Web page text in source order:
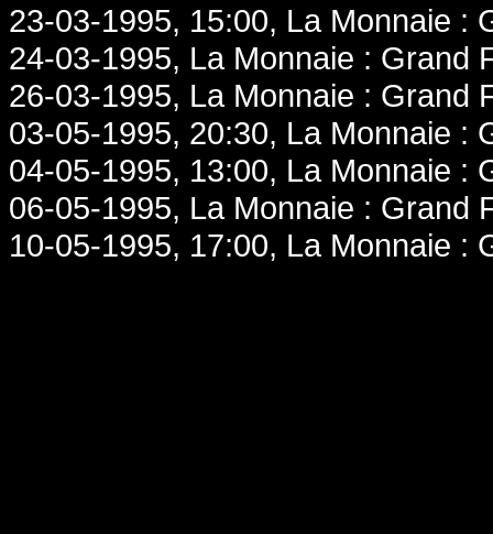
23-03-1995, 15:00, La Monnaie :
24-03-1995, La Monnaie : Grand
26-03-1995, La Monnaie : Grand
03-05-1995, 20:30, La Monnaie :
04-05-1995, 13:00, La Monnaie :
06-05-1995, La Monnaie : Grand
10-05-1995, 17:00, La Monnaie :